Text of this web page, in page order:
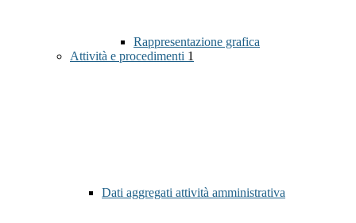
Rappresentazione grafica
Attività e procedimenti 1
Dati aggregati attività amministrativa